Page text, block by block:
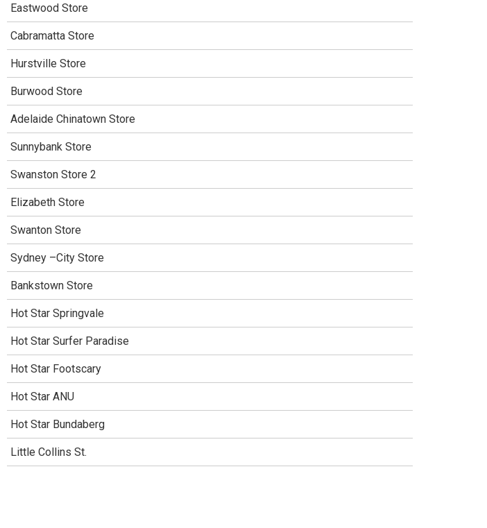
Eastwood Store
Cabramatta Store
Hurstville Store
Burwood Store
Adelaide Chinatown Store
Sunnybank Store
Swanston Store 2
Elizabeth Store
Swanton Store
Sydney –City Store
Bankstown Store
Hot Star Springvale
Hot Star Surfer Paradise
Hot Star Footscary
Hot Star ANU
Hot Star Bundaberg
Little Collins St.